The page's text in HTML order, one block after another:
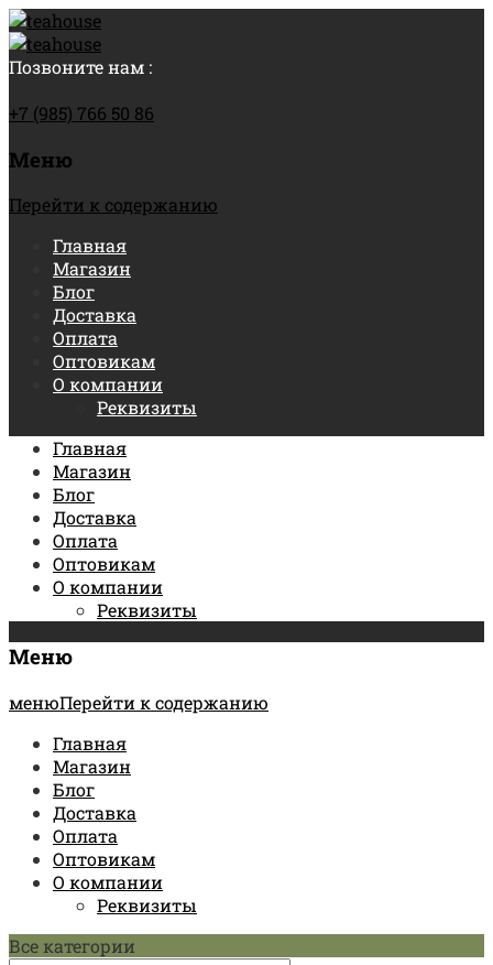
Позвоните нам :
+7 (985) 766 50 86
Меню
Перейти к содержанию
Главная
Магазин
Блог
Доставка
Оплата
Оптовикам
О компании
Реквизиты
Главная
Магазин
Блог
Доставка
Оплата
Оптовикам
О компании
Реквизиты
Меню
менюПерейти к содержанию
Главная
Магазин
Блог
Доставка
Оплата
Оптовикам
О компании
Реквизиты
Все категории